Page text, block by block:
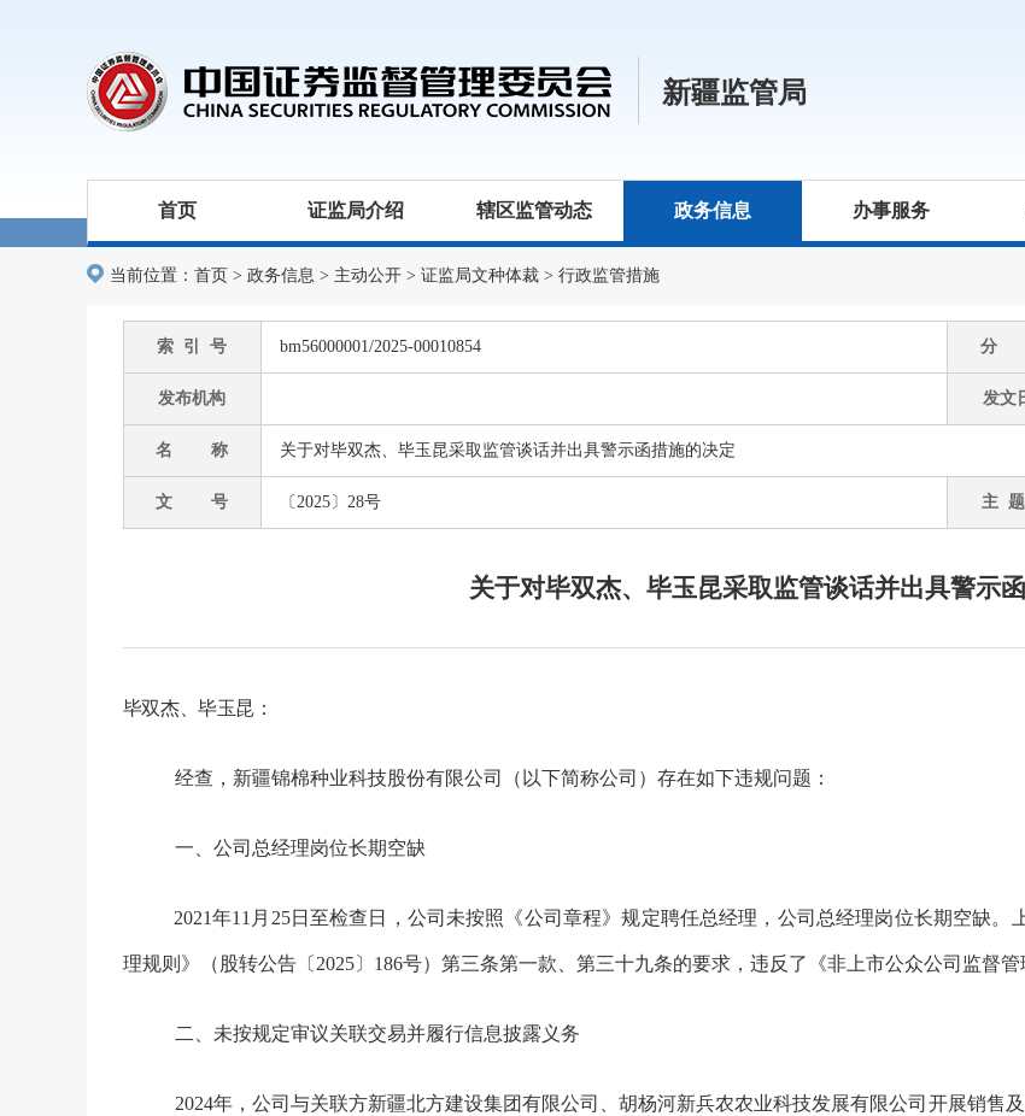
新疆监管局
首页 证监局介绍 辖区监管动态 政务信息 办事服务
当前位置： 首页 > 政务信息 > 主动公开 > 证监局文种体裁 > 行政监管措施
索 引 号 bm56000001/2025-00010854 分
发布机构 发文
名 称 关于对毕双杰、毕玉昆采取监管谈话并出具警示函措施的决定
文 号 〔2025〕28号 主
关于对毕双杰、毕玉昆采取监管谈话并出具警示
毕双杰、毕玉昆：
经查， 新疆锦棉种业科技股份有限公司 （以下简称公司） 存在如下违规问题：
一、 公司总经理岗位长期空缺
2021年11月 25日至检查日， 公司未按照 《公司章程》规定聘任总经理， 公司总经理岗位长期空缺。
理规则》（股转公告〔2025〕 186号）第三条第一款、第三十九条的要求， 违反了 《非上市公众公司监督
二、 未按规定审议关联交易并履行信息披露义务
2024年， 公司 与关联方新疆北方建设集团有限公司、胡杨河新兵农农业科技发展有限公司 开展销售